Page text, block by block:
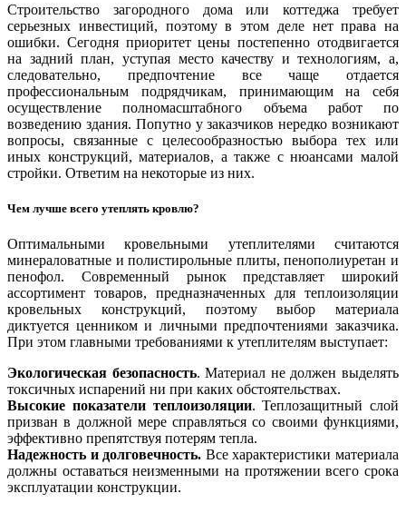
Строительство загородного дома или коттеджа требует
серьезных инвестиций, поэтому в этом деле нет права на
ошибки. Сегодня приоритет цены постепенно отодвигается
на задний план, уступая место качеству и технологиям, а,
следовательно, предпочтение все чаще отдается
профессиональным подрядчикам, принимающим на себя
осуществление полномасштабного объема работ по
возведению здания. Попутно у заказчиков нередко возникают
вопросы, связанные с целесообразностью выбора тех или
иных конструкций, материалов, а также с нюансами малой
стройки. Ответим на некоторые из них.
Чем лучше всего утеплять кровлю?
Оптимальными кровельными утеплителями считаются
минераловатные и полистирольные плиты, пенополиуретан и
пенофол. Современный рынок представляет широкий
ассортимент товаров, предназначенных для теплоизоляции
кровельных конструкций, поэтому выбор материала
диктуется ценником и личными предпочтениями заказчика.
При этом главными требованиями к утеплителям выступает:
Экологическая безопасность. Материал не должен выделять
токсичных испарений ни при каких обстоятельствах.
Высокие показатели теплоизоляции. Теплозащитный слой
призван в должной мере справляться со своими функциями,
эффективно препятствуя потерям тепла.
Надежность и долговечность. Все характеристики материала
должны оставаться неизменными на протяжении всего срока
эксплуатации конструкции.